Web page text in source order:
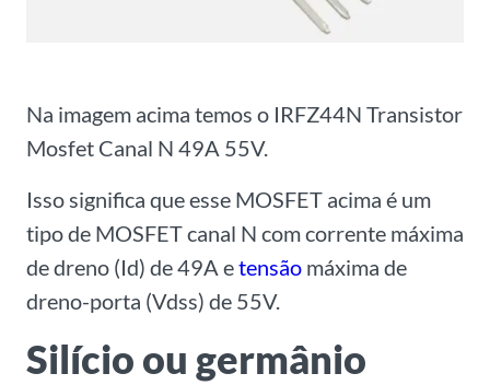
Na imagem acima temos o IRFZ44N Transistor
Mosfet Canal N 49A 55V.
Isso significa que esse MOSFET acima é um
tipo de MOSFET canal N com corrente máxima
de dreno (Id) de 49A etensão máxima de
dreno-porta (Vdss) de 55V.
Silício ou germânio